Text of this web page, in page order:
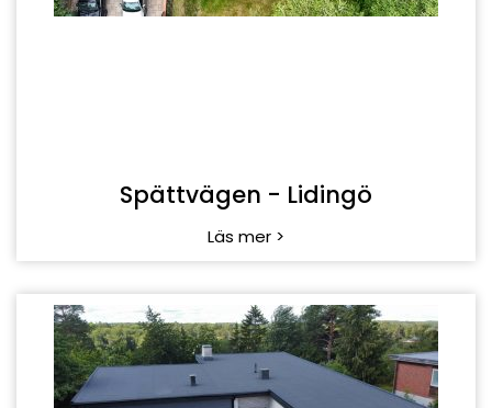
Spättvägen - Lidingö
Läs mer >